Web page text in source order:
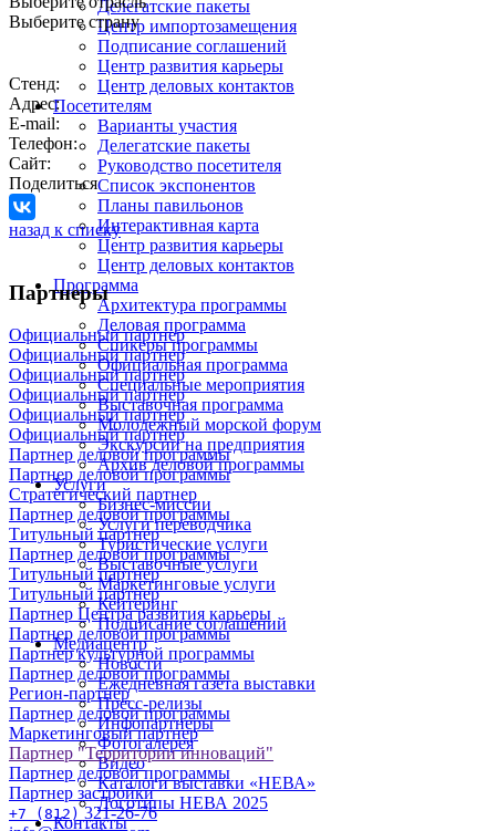
Делегатские пакеты
Центр импортозамещения
Подписание соглашений
Центр развития карьеры
Центр деловых контактов
Посетителям
Варианты участия
Делегатские пакеты
Руководство посетителя
Список экспонентов
Планы павильонов
Интерактивная карта
Центр развития карьеры
Центр деловых контактов
Программа
Архитектура программы
Деловая программа
Спикеры программы
Официальная программа
Специальные мероприятия
Выставочная программа
Молодежный морской форум
Экскурсии на предприятия
Архив деловой программы
Услуги
Бизнес-миссии
Услуги переводчика
Туристические услуги
Выставочные услуги
Маркетинговые услуги
Кейтеринг
Подписание соглашений
Медиацентр
Новости
Ежедневная газета выставки
Пресс-релизы
Инфопартнеры
Фотогалерея
Видео
Каталоги выставки «НЕВА»
Логотипы НЕВА 2025
Контакты
Выберите страну
Стенд:
Адрес:
E-mail:
Телефон:
Сайт:
Поделиться
назад к списку
Партнеры
Официальный партнер
Официальный партнер
Официальный партнер
Официальный партнер
Официальный партнер
Официальный партнер
Партнер деловой программы
Партнер деловой программы
Стратегический партнер
Партнер деловой программы
Титульный партнер
Партнер деловой программы
Титульный партнер
Титульный партнер
Партнер Центра развития карьеры
Партнер деловой программы
Партнер культурной программы
Партнер деловой программы
Регион-партнер
Партнер деловой программы
Маркетинговый партнер
Партнер "Территории инноваций"
Партнер деловой программы
Партнер застройки
+7 (812) 321-26-76